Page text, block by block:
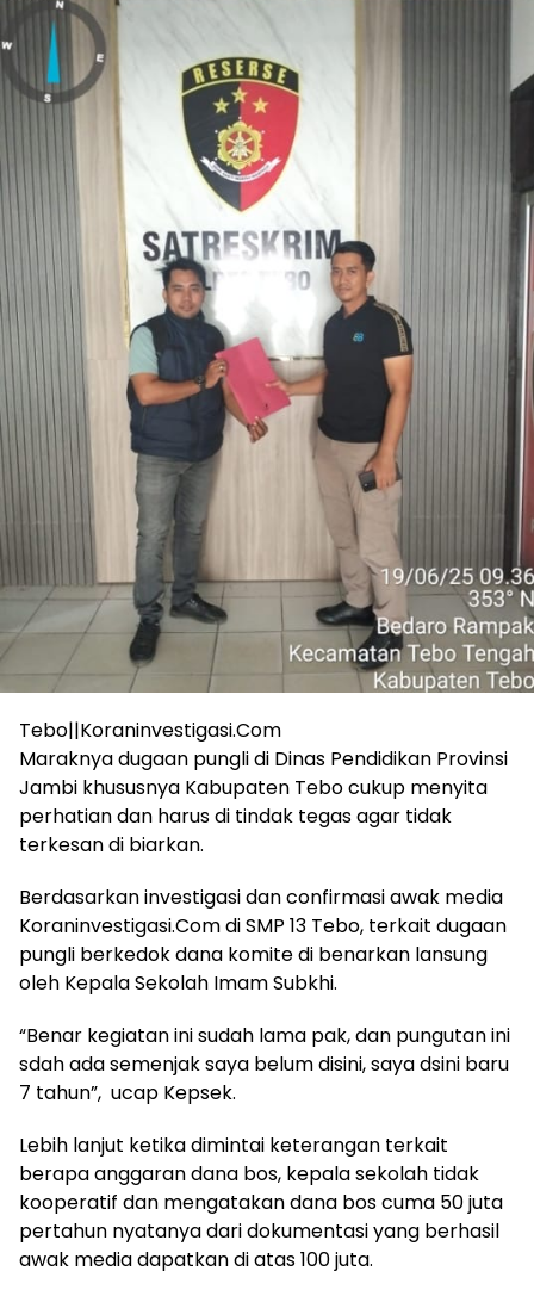
Tebo||Koraninvestigasi.Com
Maraknya dugaan pungli di Dinas Pendidikan Provinsi
Jambi khususnya Kabupaten Tebo cukup menyita
perhatian dan harus di tindak tegas agar tidak
terkesan di biarkan.
Berdasarkan investigasi dan confirmasi awak media
Koraninvestigasi.Com di SMP 13 Tebo, terkait dugaan
pungli berkedok dana komite di benarkan lansung
oleh Kepala Sekolah Imam Subkhi.
“Benar kegiatan ini sudah lama pak, dan pungutan ini
sdah ada semenjak saya belum disini, saya dsini baru
7 tahun”, ucap Kepsek.
Lebih lanjut ketika dimintai keterangan terkait
berapa anggaran dana bos, kepala sekolah tidak
kooperatif dan mengatakan dana bos cuma 50 juta
pertahun nyatanya dari dokumentasi yang berhasil
awak media dapatkan di atas 100 juta.